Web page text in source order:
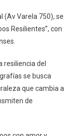
(Av Varela 750), se
Resilientes”, con
resiliencia del
se busca
que cambia a
de